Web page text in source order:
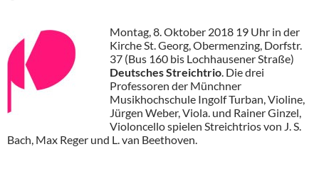
Montag, 8. Oktober 2018 19 Uhr in der
Kirche St. Georg, Obermenzing, Dorfstr.
37 (Bus 160 bis Lochhausener Straße)
Deutsches Streichtrio. Die drei
Professoren der Münchner
Musikhochschule Ingolf Turban, Violine,
Jürgen Weber, Viola. und Rainer Ginzel,
Violoncello spielen Streichtrios von J. S.
Bach, Max Reger und L. van Beethoven.